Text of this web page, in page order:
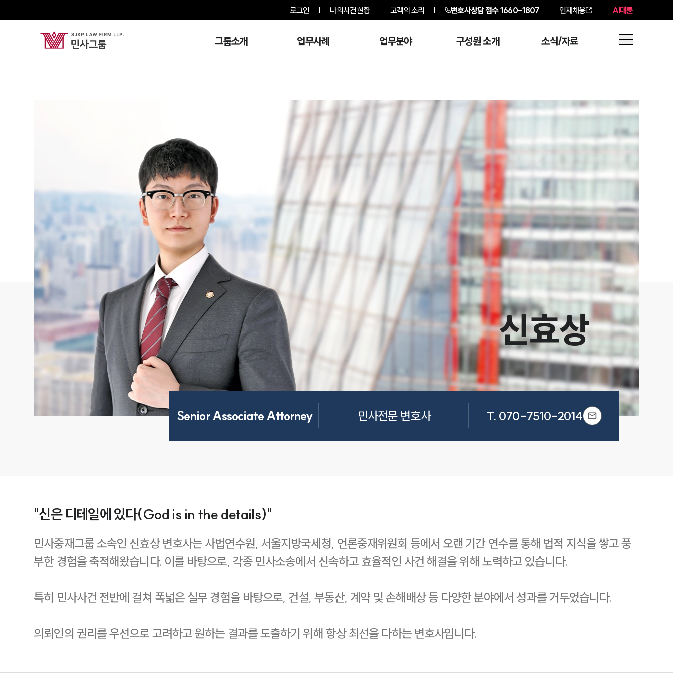
로그인 나의사건현황 고객의 소리 변호사상담 접수1660-1807 인재채용 AI대륜
그룹소개 업무사례 업무분야 구성원 소개 소식/자료
신효상
Senior Associate Attorney 민사전문 변호사 T. 070-7510-2014
"신은 디테일에 있다(God is in the details)"
민사중재그룹 소속인 신효상 변호사는 사법연수원, 서울지방국세청, 언론중재위원회 등에서 오랜 기간 연수를 통해 법적 지식을 쌓고 풍
부한 경험을 축적해왔습니다. 이를 바탕으로, 각종 민사소송에서 신속하고 효율적인 사건 해결을 위해 노력하고 있습니다.
특히 민사사건 전반에 걸쳐 폭넓은 실무 경험을 바탕으로, 건설, 부동산, 계약 및 손해배상 등 다양한 분야에서 성과를 거두었습니다.
의뢰인의 권리를 우선으로 고려하고 원하는 결과를 도출하기 위해 항상 최선을 다하는 변호사입니다.